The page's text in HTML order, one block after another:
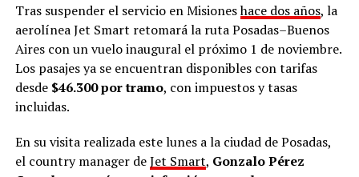
Tras suspender el servicio en Misioneshace dos años, la
aerolínea Jet Smart retomará la ruta Posadas–Buenos
Aires con un vuelo inaugural el próximo 1 de noviembre.
Los pasajes ya se encuentran disponibles con tarifas
desde $46.300 por tramo, con impuestos y tasas
incluidas.
En su visita realizada este lunes a la ciudad de Posadas,
el country manager deJet Smart, Gonzalo Pérez